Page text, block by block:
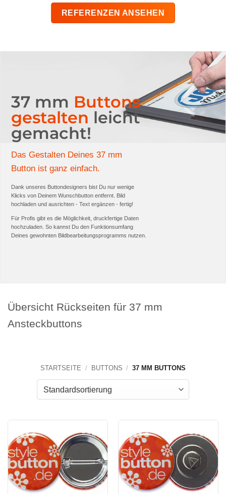
REFERENZEN ANSEHEN
37 mm Buttons
gestalten leicht
gemacht!
Das Gestalten Deines 37 mm
Button ist ganz einfach.
Dank unseres Buttondesigners bist Du nur wenige
Klicks von Deinem Wunschbutton entfernt. Bild
hochladen und ausrichten - Text ergänzen - fertig!
Für Profis gibt es die Möglichkeit, druckfertige Daten
hochzuladen. So kannst Du den Funktionsumfang
Deines gewohnten Bildbearbeitungsprogramms nutzen.
Übersicht Rückseiten für 37 mm
Ansteckbuttons
STARTSEITE / BUTTONS / 37 MM BUTTONS